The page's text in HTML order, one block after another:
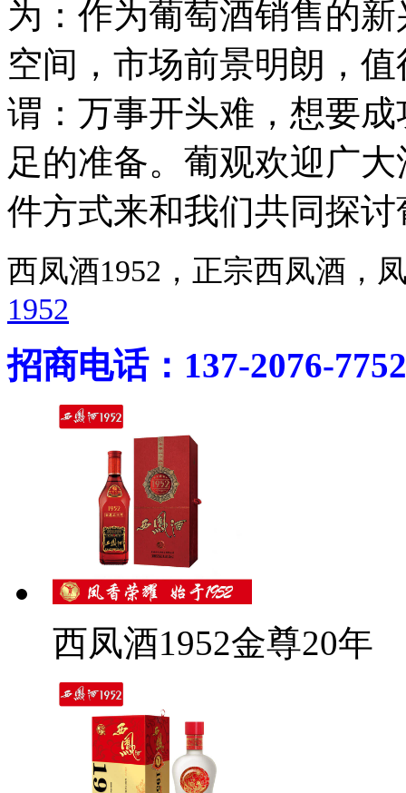
为：作为葡萄酒销售的
空间，市场前景明朗，
谓：万事开头难，想要
足的准备。葡观欢迎广
件方式来和我们共同探
西凤酒1952，正宗西凤酒
1952
招商电话：137-2076-7752
西凤酒1952金尊20年